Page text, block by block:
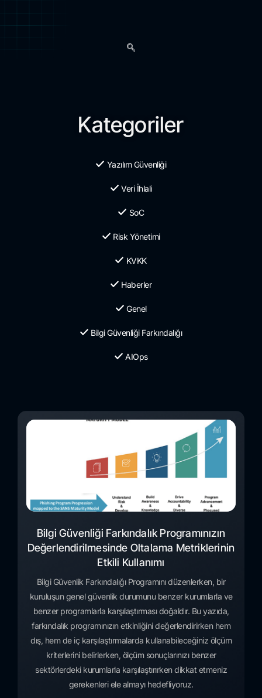
Kategoriler
Yazılım Güvenliği
Veri İhlali
SoC
Risk Yönetimi
KVKK
Haberler
Genel
Bilgi Güvenliği Farkındalığı
AIOps
Bilgi Güvenliği Farkındalık Programınızın
Değerlendirilmesinde Oltalama Metriklerinin
Etkili Kullanımı
Bilgi Güvenlik Farkındalığı Programını düzenlerken, bir
kuruluşun genel güvenlik durumunu benzer kurumlarla ve
benzer programlarla karşılaştırması doğaldır. Bu yazıda,
farkındalık programınızın etkinliğini değerlendirirken hem
dış, hem de iç karşılaştırmalarda kullanabileceğiniz ölçüm
kriterlerini belirlerken, ölçüm sonuçlarınızı benzer
sektörlerdeki kurumlarla karşılaştırırken dikkat etmeniz
gerekenleri ele almayı hedefliyoruz.